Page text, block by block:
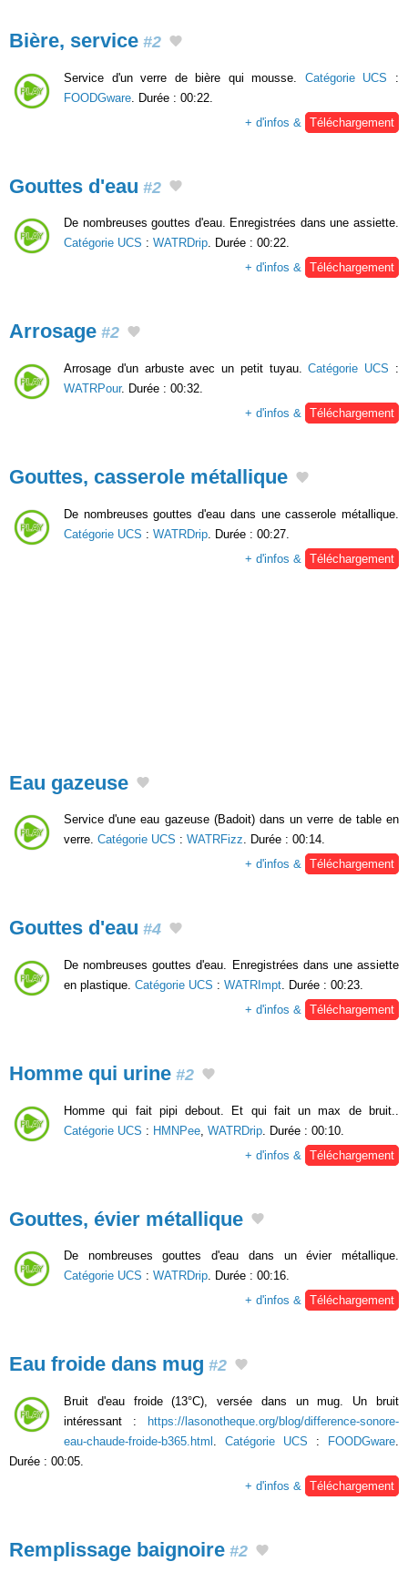
Bière, service #2
Service d'un verre de bière qui mousse. Catégorie UCS :
FOODGware . Durée : 00:22.
+ d'infos &
Téléchargement
Gouttes d'eau #2
De nombreuses gouttes d'eau. Enregistrées dans une assiette.
Catégorie UCS : WATRDrip. Durée : 00:22.
+ d'infos & Téléchargement
Arrosage #2
Arrosage d'un arbuste avec un petit tuyau.Catégorie UCS :
WATRPour. Durée : 00:32.
+ d'infos &
Téléchargement
Gouttes, casserole métallique
De nombreuses gouttes d'eau dans une casserole métallique.
Catégorie UCS : WATRDrip . Durée : 00:27.
+ d'infos &
Téléchargement
Eau gazeuse
Service d'une eau gazeuse (Badoit) dans un verre de table en
verre. Catégorie UCS : WATRFizz. Durée : 00:14.
+ d'infos & Téléchargement
Gouttes d'eau #4
De nombreuses gouttes d'eau. Enregistrées dans une assiette
en plastique. Catégorie UCS : WATRImpt . Durée : 00:23.
+ d'infos &
Téléchargement
Homme qui urine #2
Homme qui fait pipi debout. Et qui fait un max de bruit..
Catégorie UCS : HMNPee WATRDrip . Durée : 00:10.
+ d'infos &
Téléchargement
Gouttes, évier métallique
De nombreuses gouttes d'eau dans un évier métallique.
Catégorie UCS : WATRDrip. Durée : 00:16.
+ d'infos & Téléchargement
Eau froide dans mug #2
Bruit d'eau froide (13°C), versée dans un mug. Un bruit
intéressant :
https://lasonotheque.org/blog/difference-sonore-
eau-chaude-froide-b365.html
Catégorie UCS : FOODGware
Durée : 00:05.
+ d'infos &
Téléchargement
Remplissage baignoire #2